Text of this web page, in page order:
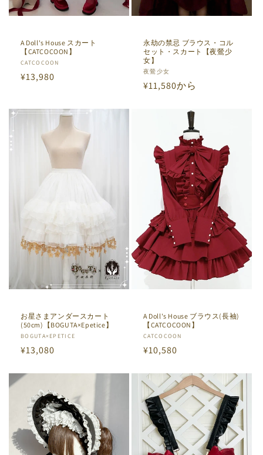
A Doll's House スカート
【CATCOCOON】
販
売
CATCOCOON
通
¥13,980
永劫の禁忌 ブラウス・コル
セット・スカート【夜鶯少
女】
販
売
夜鶯少女
通
¥11,580から
お星さまアンダースカート
(50cm)【BOGUTA×Epetice】
販
売
BOGUTA×EPETICE
通
価
¥13,080
A Doll's House ブラウス(長袖)
【CATCOCOON】
販
売
CATCOCOON
通
価
格
¥10,580